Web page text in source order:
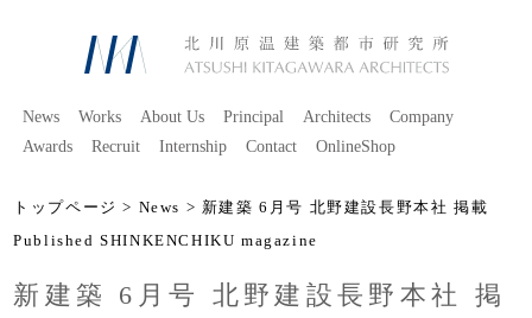
News Works About Us Principal Architects
Company
Awards
Recruit Internship Contact OnlineShop
トップページ > News > 新建築 6月号 北野建設長野本社 掲載
Published SHINKENCHIKU magazine
新建築 6月号 北野建設長野本社 掲